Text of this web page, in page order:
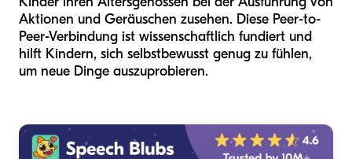
Aktionen und Geräuschen zusehen. Diese Peer-to-
Peer-Verbindung ist wissenschaftlich fundiert und
hilft Kindern, sich selbstbewusst genug zu fühlen,
um neue Dinge auszuprobieren.